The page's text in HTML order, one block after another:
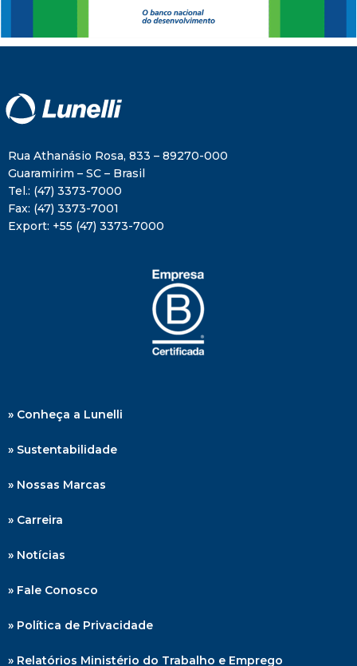
Rua Athanásio Rosa, 833 – 89270-000
Guaramirim – SC – Brasil
Tel.: (47) 3373-7000
Fax: (47) 3373-7001
Export: +55 (47) 3373-7000
» Conheça a Lunelli
» Sustentabilidade
» Nossas Marcas
» Carreira
» Notícias
» Fale Conosco
» Política de Privacidade
» Relatórios Ministério do Trabalho e Emprego